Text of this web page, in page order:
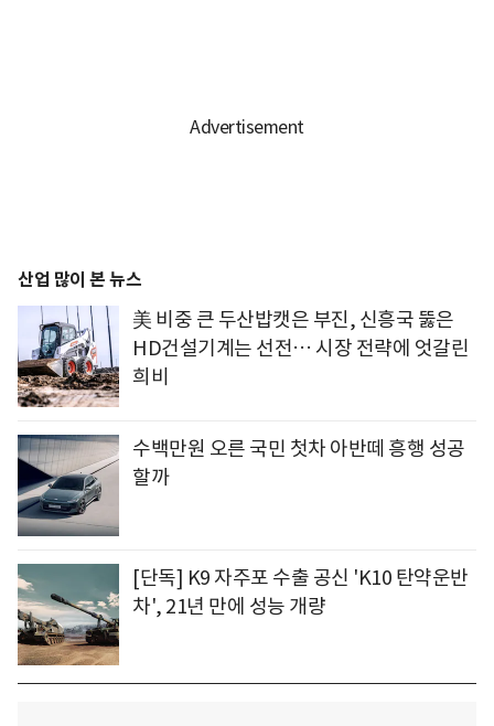
산업 많이 본 뉴스
美 비중 큰 두산밥캣은 부진, 신흥국 뚫은
HD건설기계는 선전… 시장 전략에 엇갈린
희비
수백만원 오른 국민 첫차 아반떼 흥행 성공
할까
[단독] K9 자주포 수출 공신 'K10 탄약운반
차', 21년 만에 성능 개량